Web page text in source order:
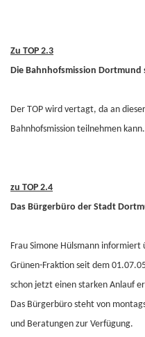
Zu TOP 2.3
Die Bahnhofsmission Dortmund
Der TOP wird vertagt, da an
Bahnhofsmission teilnehmen kann.
zu TOP 2.4
Das Bürgerbüro der Stadt
Frau Simone Hülsmann informiert
Grünen-Fraktion seit dem
schon jetzt einen starken Anlauf
Das Bürgerbüro steht von
und Beratungen zur Verfügung.